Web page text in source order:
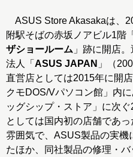
ASUS Store Akasakaは、
附駅そばの赤坂ノアビル1階「
ザショールーム 」跡に開店
法人「 ASUS JAPAN 」（
直営店としては2015年に開
クモDOS/Vパソコン館」内
ッグシップ・ストア」に次
としては国内初の店舗であ
雰囲気で、ASUS製品の実機
たほか、同社製品の修理・